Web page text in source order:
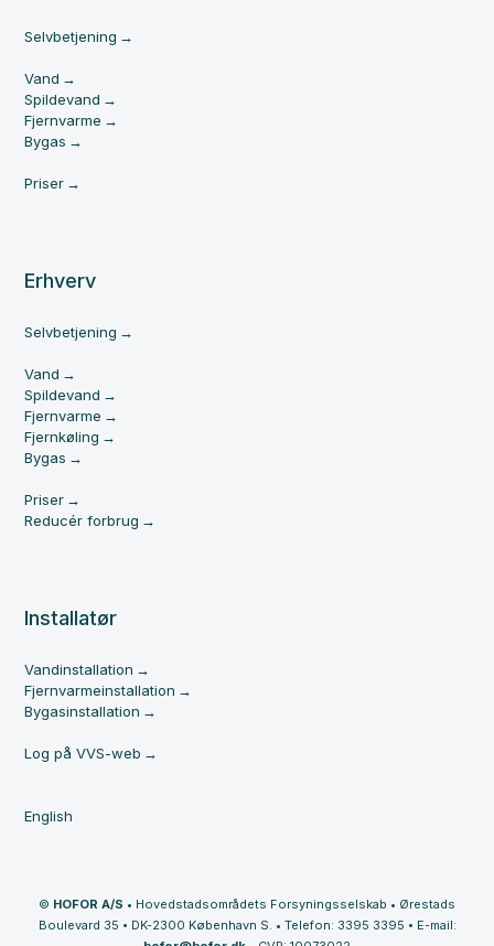
Selvbetjening
Vand
Spildevand
Fjernvarme
Bygas
Priser
Erhverv
Selvbetjening
Vand
Spildevand
Fjernvarme
Fjernkøling
Bygas
Priser
Reducér forbrug
Installatør
Vandinstallation
Fjernvarmeinstallation
Bygasinstallation
Log på VVS-web
English
© HOFOR A/S • Hovedstadsområdets Forsyningsselskab • Ørestads
Boulevard 35 • DK-2300 København S. • Telefon: 3395 3395 • E-mail: